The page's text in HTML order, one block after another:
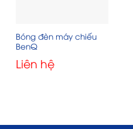
Bóng đèn máy chiếu
BenQ
Liên hệ